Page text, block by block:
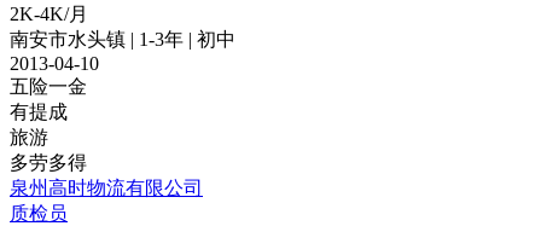
2K-4K/月
南安市水头镇 | 1-3年 | 初中
2013-04-10
五险一金
有提成
旅游
多劳多得
泉州高时物流有限公司
质检员